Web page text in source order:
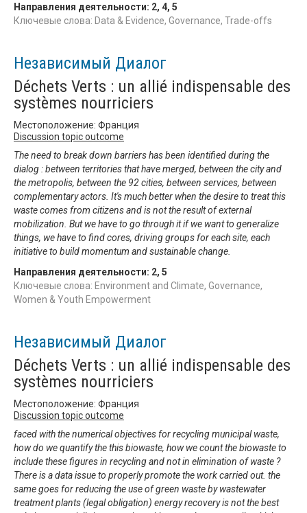
Направления деятельности: 2, 4, 5
Ключевые слова: Data & Evidence, Governance, Trade-offs
Независимый Диалог
Déchets Verts : un allié indispensable des
systèmes nourriciers
Местоположение: Франция
Discussion topic outcome
The need to break down barriers has been identified during the
dialog : between territories that have merged, between the city and
the metropolis, between the 92 cities, between services, between
complementary actors. It's much better when the desire to treat this
waste comes from citizens and is not the result of external
mobilization. But we have to go through it if we want to generalize
things, we have to find cores, driving groups for each site, each
initiative to build momentum and sustainable change.
Направления деятельности: 2, 5
Ключевые слова: Environment and Climate, Governance,
Women & Youth Empowerment
Независимый Диалог
Déchets Verts : un allié indispensable des
systèmes nourriciers
Местоположение: Франция
Discussion topic outcome
faced with the numerical objectives for recycling municipal waste,
how do we quantify the this biowaste, how we count the biowaste to
include these figures in recycling and not in elimination of waste ?
There is a data issue to properly promote the work carried out. the
same goes for reducing the use of green waste by wastewater
treatment plants (legal obligation) energy recovery is not the best